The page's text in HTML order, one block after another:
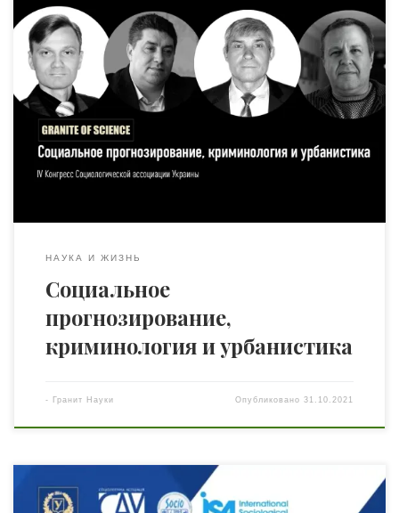
Комплексная секция под таким названием IV Конгресса
Социологической ассоциации
Украины«Трансформация социальных институтов в
информационном обществе» привлекла внимание
«Гранита науки» как медиапартнёра ряда круглых
столов экспертов-криминологов и
конференции «Город как учебная аудитория», которые
прошли под эгидой Европейской академии наук
Украины в 2020-2021 годах. Соединение тем
криминологии и урбанистики имеет свою логику,
НАУКА И ЖИЗНЬ
Социальное
прогнозирование,
криминология и урбанистика
- Гранит Науки Опубликовано31.10.2021
Где задержался «звёздный час» социологии? Более